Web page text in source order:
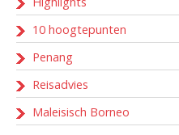
10 hoogtepunten
Penang
Reisadvies
Maleisisch Borneo